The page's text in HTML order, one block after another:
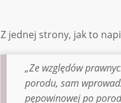
Z jednej strony, jak to
„Ze względów
porodu, sam
pępowinowej po